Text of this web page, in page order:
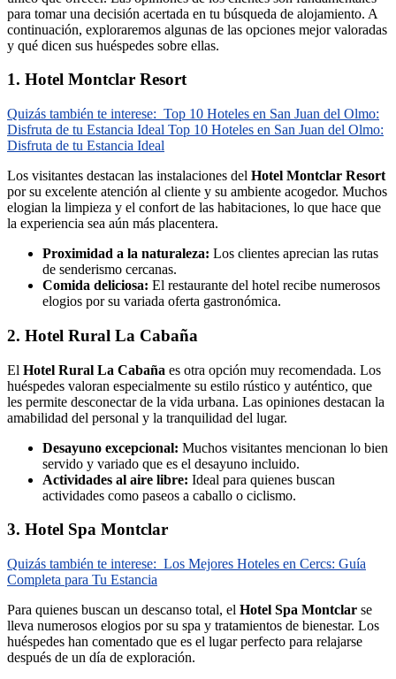
para tomar una decisión acertada en tu búsqueda de alojamiento. A
continuación, exploraremos algunas de las opciones mejor valoradas
y qué dicen sus huéspedes sobre ellas.
1. Hotel Montclar Resort
Quizás también te interese: Top 10 Hoteles en San Juan del Olmo:
Disfruta de tu Estancia Ideal Top 10 Hoteles en San Juan del Olmo:
Disfruta de tu Estancia Ideal
Los visitantes destacan las instalaciones del Hotel Montclar Resort
por su excelente atención al cliente y su ambiente acogedor. Muchos
elogian la limpieza y el confort de las habitaciones, lo que hace que
la experiencia sea aún más placentera.
Proximidad a la naturaleza: Los clientes aprecian las rutas
de senderismo cercanas.
Comida deliciosa: El restaurante del hotel recibe numerosos
elogios por su variada oferta gastronómica.
2. Hotel Rural La Cabaña
El Hotel Rural La Cabaña es otra opción muy recomendada. Los
huéspedes valoran especialmente su estilo rústico y auténtico, que
les permite desconectar de la vida urbana. Las opiniones destacan la
amabilidad del personal y la tranquilidad del lugar.
Desayuno excepcional: Muchos visitantes mencionan lo bien
servido y variado que es el desayuno incluido.
Actividades al aire libre: Ideal para quienes buscan
actividades como paseos a caballo o ciclismo.
3. Hotel Spa Montclar
Quizás también te interese: Los Mejores Hoteles en Cercs: Guía
Completa para Tu Estancia
Para quienes buscan un descanso total, el Hotel Spa Montclar se
lleva numerosos elogios por su spa y tratamientos de bienestar. Los
huéspedes han comentado que es el lugar perfecto para relajarse
después de un día de exploración.